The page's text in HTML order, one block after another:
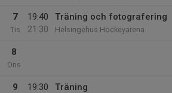
7
Tis
19:40
21:30
Träning och fotografering
Helsingehus Hockeyarena
8
Ons
9
19:30
Träning